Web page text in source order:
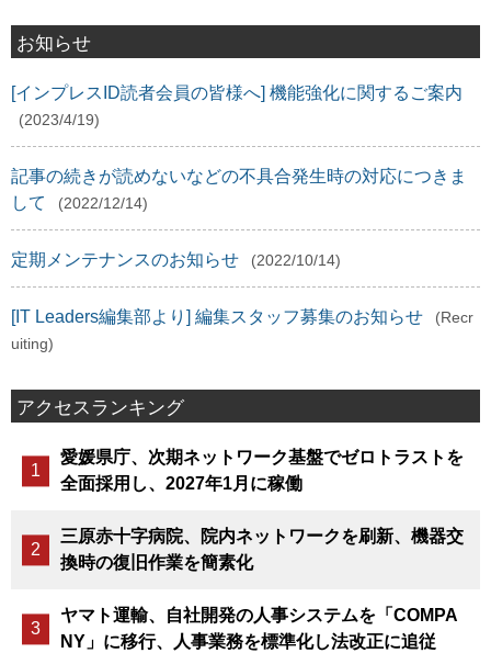
お知らせ
[インプレスID読者会員の皆様へ] 機能強化に関するご案内
(2023/4/19)
記事の続きが読めないなどの不具合発生時の対応につきま
して
(2022/12/14)
定期メンテナンスのお知らせ (2022/10/14)
[IT Leaders編集部より] 編集スタッフ募集のお知らせ
(Recr
uiting)
アクセスランキング
愛媛県庁、次期ネットワーク基盤でゼロトラストを
全面採用し、2027年1月に稼働
三原赤十字病院、院内ネットワークを刷新、機器交
換時の復旧作業を簡素化
ヤマト運輸、自社開発の人事システムを「COMPA
NY」に移行、人事業務を標準化し法改正に追従